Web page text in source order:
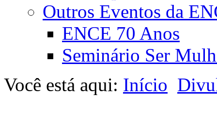
Outros Eventos da
ENCE 70 Anos
Seminário Ser
Você está aqui: Início